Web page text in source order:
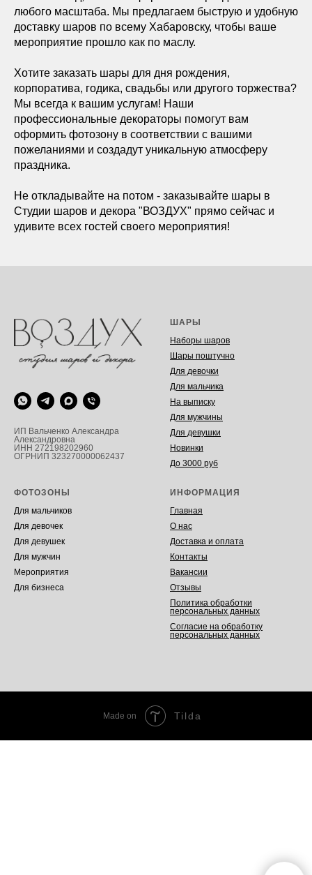
любого масштаба. Мы предлагаем быструю и удобную
доставку шаров по всему Хабаровску, чтобы ваше
мероприятие прошло как по маслу.
Хотите заказать шары для дня рождения,
корпоратива, годика, свадьбы или другого торжества?
Мы всегда к вашим услугам! Наши
профессиональные декораторы помогут вам
оформить фотозону в соответствии с вашими
пожеланиями и создадут уникальную атмосферу
праздника.
Не откладывайте на потом - заказывайте шары в
Студии шаров и декора "ВОЗДУХ" прямо сейчас и
удивите всех гостей своего мероприятия!
ИП Вальченко Александра
Александровна
ИНН 272198202960
ОГРНИП 323270000062437
ШАРЫ
Наборы шаров
Шары поштучно
Для девочки
Для мальчика
На выписку
Для мужчины
Для девушки
Новинки
До 3000 руб
ФОТОЗОНЫ
Для мальчиков
Для девочек
Для девушек
Для мужчин
Мероприятия
Для бизнеса
ИНФОРМАЦИЯ
Главная
О нас
Доставка и оплата
Контакты
Вакансии
Отзывы
Политика обработки
персональных данных
Согласие на обработку
персональных данных
Made on Tilda